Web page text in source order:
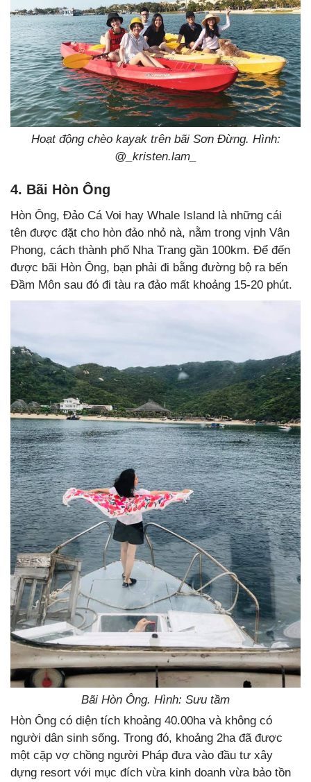
Hoạt động chèo kayak trên bãi Sơn Đừng. Hình:
@ _kristen.lam_
4. Bãi Hòn Ông
Hòn Ông, Đảo Cá Voi hay Whale Island là những cái
tên được đặt cho hòn đảo nhỏ nà, nằm trong vịnh Vân
Phong, cách thành phố Nha Trang gần 100km. Để đến
được bãi Hòn Ông, bạn phải đi bằng đường bộ ra bến
Đầm Môn sau đó đi tàu ra đảo mất khoảng 15-20 phút.
Bãi Hòn Ông. Hình: Sưu tầm
Hòn Ông có diện tích khoảng 40.00ha và không có
người dân sinh sống. Trong đó, khoảng 2ha đã được
một cặp vợ chồng người Pháp đưa vào đầu tư xây
dựng resort với mục đích vừa kinh doanh vừa bảo tồn